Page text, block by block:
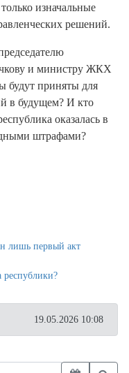
изначальные
решений.
и министру ЖКХ
будут приняты для
в будущем? И кто
оказалась в
штрафами?
лишь первый акт
республики?
19.05.2026 10:08